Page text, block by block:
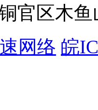
官区木鱼
网络 皖